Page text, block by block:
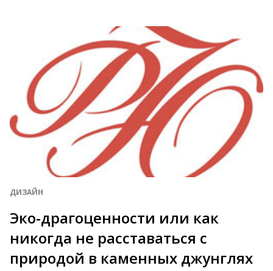
ДИЗАЙН
Эко-драгоценности или как
никогда не расставаться с
природой в каменных джунглях